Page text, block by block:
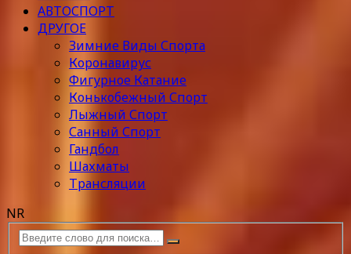
АВТОСПОРТ
ДРУГОЕ
Зимние Виды Спорта
Коронавирус
Фигурное Катание
Конькобежный Спорт
Лыжный Спорт
Санный Спорт
Гандбол
Шахматы
Трансляции
NR